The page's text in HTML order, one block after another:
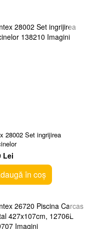
28002 Set ingrijirea
Lei
în coș